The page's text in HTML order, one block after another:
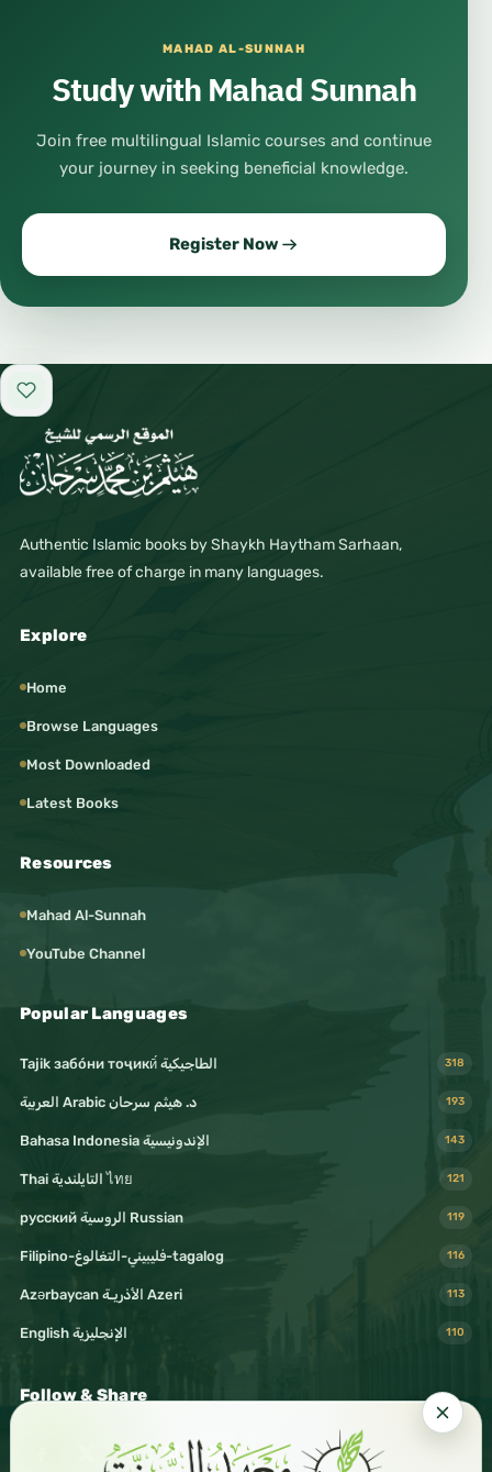
MAHAD AL-SUNNAH
Study with Mahad Sunnah
Join free multilingual Islamic courses and continue
your journey in seeking beneficial knowledge.
Register Now
Add to favorites
Authentic Islamic books by Shaykh Haytham Sarhaan,
available free of charge in many languages.
Explore
Home
Browse Languages
Most Downloaded
Latest Books
Resources
Mahad Al-Sunnah
YouTube Channel
Popular Languages
Tajik забо́ни тоҷикӣ́ الطاجيكية 318
د. هيثم سرحان Arabic العربية 193
Bahasa Indonesia الإندونيسية 143
Thai التايلندية ไทย 121
русский الروسية Russian 119
Filipino-فليبيني-التغالوغ-tagalog 116
Azərbaycan الأذريـة Azeri 113
English الإنجليزية 110
Follow & Share